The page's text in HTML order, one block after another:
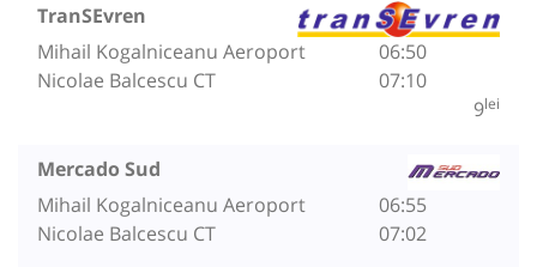
TranSEvren
Mihail Kogalniceanu Aeroport
Nicolae Balcescu CT
06:50
07:10
9lei
Mercado Sud
Mihail Kogalniceanu Aeroport
Nicolae Balcescu CT
06:55
07:02